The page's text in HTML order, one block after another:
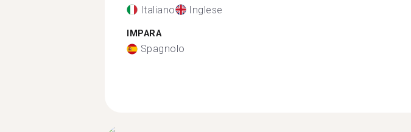
Italiano Inglese
IMPARA
Spagnolo